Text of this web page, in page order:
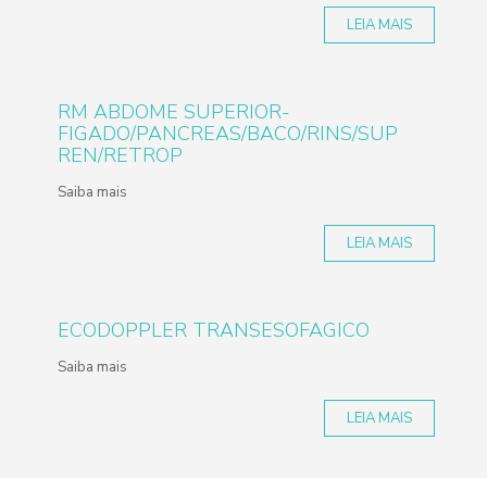
LEIA MAIS
RM ABDOME SUPERIOR-
FIGADO/PANCREAS/BACO/RINS/SUP
REN/RETROP
Saiba mais
LEIA MAIS
ECODOPPLER TRANSESOFAGICO
Saiba mais
LEIA MAIS